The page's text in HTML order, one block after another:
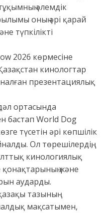
әлемдік
оның әрі қарай
түпкілікті
2026 көрмесіне
кинологтар
презентациялық
ортасында
бастап World Dog
түсетін әрі көпшілік
Ол төрешілердің,
ұлттық кинологиялық
қонақтарының және
аударды.
тазының
мақсатымен,